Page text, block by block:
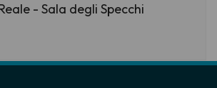
- Sala degli Specchi